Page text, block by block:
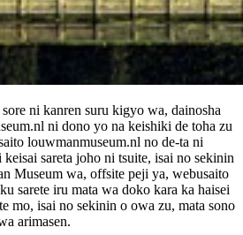
ni kanren suru kigyo wa, dainosha
ni dono yo na keishiki de toha zu
louwmanmuseum.nl no de-ta ni
sareta joho ni tsuite, isai no sekinin
Museum wa, offsite peji ya, webusaito
sarete iru mata wa doko kara ka haisei
mo, isai no sekinin o owa zu, mata sono
arimasen.